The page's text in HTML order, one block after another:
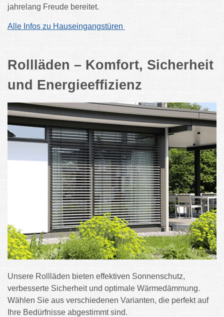
jahrelang Freude bereitet.
Alle Infos zu Hauseingangstüren
Rollläden – Komfort, Sicherheit
und Energieeffizienz
Unsere Rollläden bieten effektiven Sonnenschutz,
verbesserte Sicherheit und optimale Wärmedämmung.
Wählen Sie aus verschiedenen Varianten, die perfekt auf
Ihre Bedürfnisse abgestimmt sind.